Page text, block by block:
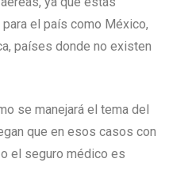
el país como México,
países donde no existen
se manejará el tema del
que en esos casos con
el seguro médico es